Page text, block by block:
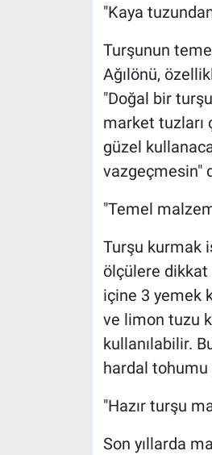
"Kaya
Turşunun
Ağılönü,
"Doğal bir
market tuzları
güzel
vazgeçmesin"
"Temel
Turşu kurmak
ölçülere dikkat
içine 3 yemek
ve limon tuzu
kullanılabilir.
hardal
"Hazır turşu
Son yıllarda